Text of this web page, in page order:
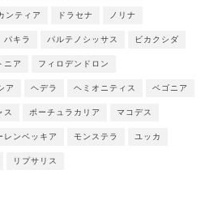
ンティア ドラセナ ノリナ
パキラ パルテノシッサス ビカクシダ
ニア フィロデンドロン
ア ヘデラ ヘミオニティス ベゴニア
ス ポーチュラカリア マコデス
レンベッキア モンステラ ユッカ
リプサリス